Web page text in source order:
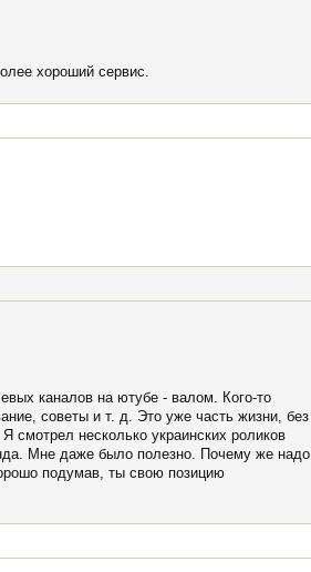
хороший сервис.
каналов на ютубе - валом. Кого-то
советы и т. д. Это уже часть жизни, без
смотрел несколько украинских роликов
Мне даже было полезно. Почему же надо
подумав, ты свою позицию